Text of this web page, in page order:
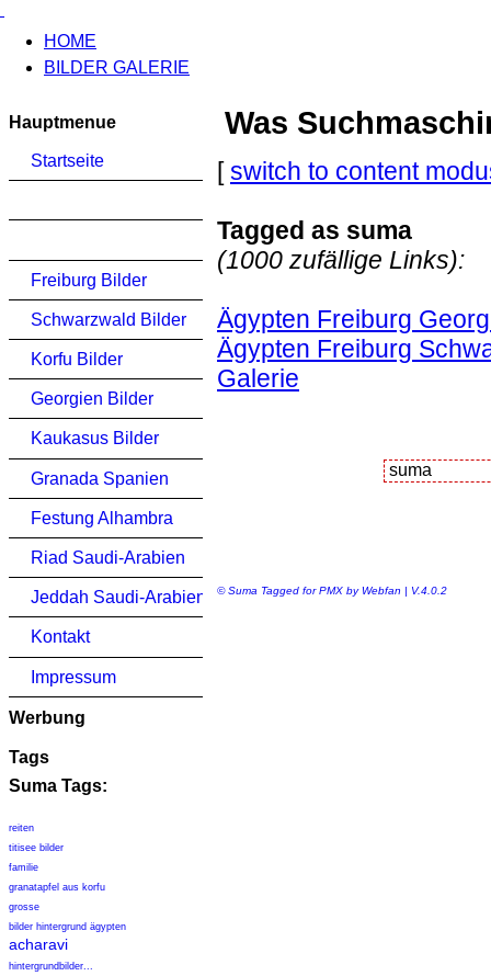
HOME
BILDER GALERIE
Hauptmenue
Startseite
Freiburg Bilder
Schwarzwald Bilder
Korfu Bilder
Georgien Bilder
Kaukasus Bilder
Granada Spanien
Festung Alhambra
Riad Saudi-Arabien
Jeddah Saudi-Arabien
Kontakt
Impressum
Werbung
Tags
Suma Tags:
reiten
titisee bilder
familie
granatapfel aus korfu
grosse
bilder hintergrund ägypten
acharavi
hintergrundbilder...
Was
[switch to content
Tagged as suma
(1000 zufällige Links):
Ägypten Freiburg
Ägypten Freiburg
Galerie
© Suma Tagged for PMX by Webfan | V.4.0.2